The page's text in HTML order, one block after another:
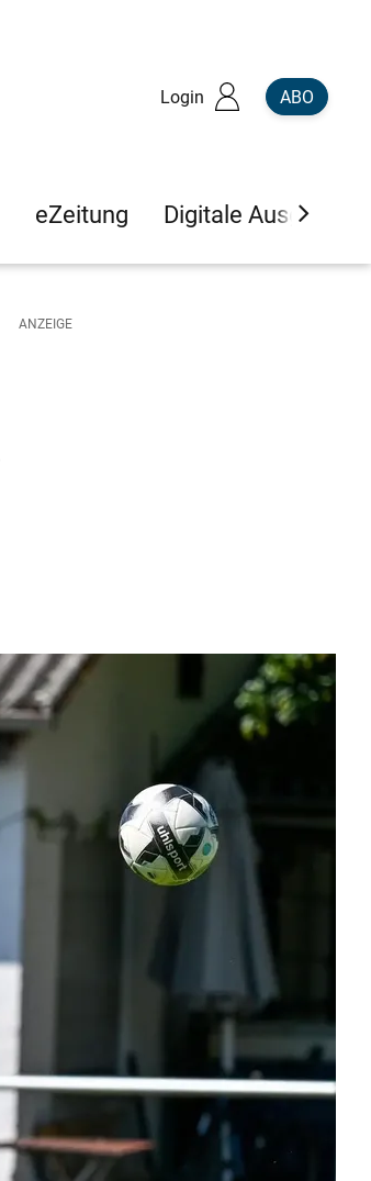
Login ABO
eZeitung Digitale Ausgaben